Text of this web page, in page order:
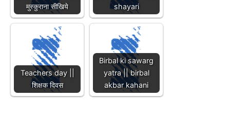
मुस्कुराना सीखिये
shayari
Teachers day ||
शिक्षक दिवस
Birbal ki sawarg
yatra || birbal
akbar kahani